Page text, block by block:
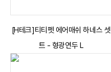
[H테크]티티펫 에어매쉬 하네스 셋
트 - 형광연두 L